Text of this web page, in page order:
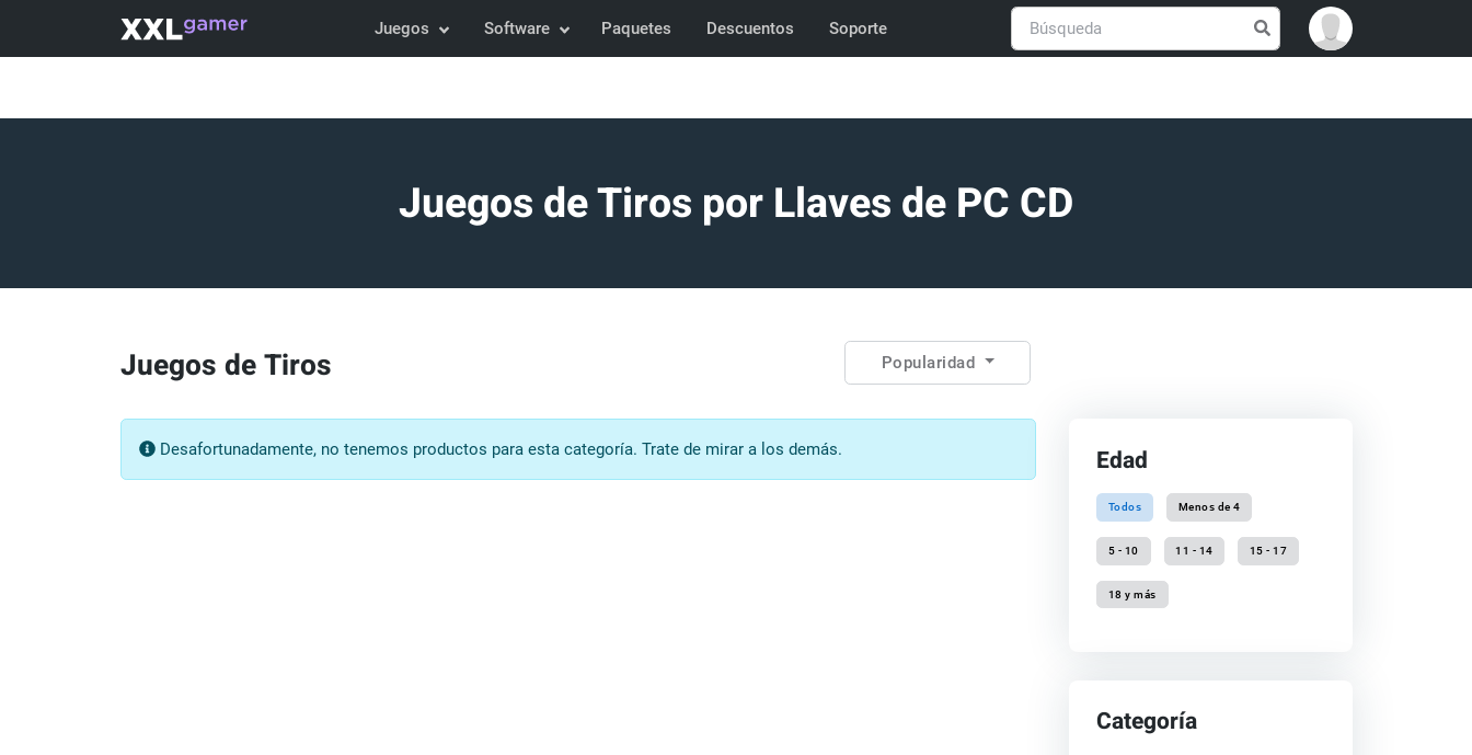
Juegos Software Paquetes Descuentos Soporte
Juegos de Tiros por Llaves de PC CD
Juegos de Tiros Popularidad
Desafortunadamente, no tenemos productos para esta categoría. Trate de mirar a los demás. Edad
Todos Menos de 4
5 - 10 11 - 14 15 - 17
18 y más
Categoría